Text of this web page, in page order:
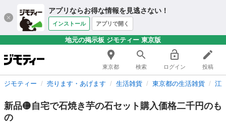
アプリならお得な情報を見逃さない！
インストール アプリで開く
地元の掲示板 ジモティー 東京版
東京都 検索 ログイン 投稿
ジモティー 売ります・あげます 生活雑貨 東京都の生活雑貨 江
新品🟡自宅で石焼き芋の石セット購入価格二千円のも
の